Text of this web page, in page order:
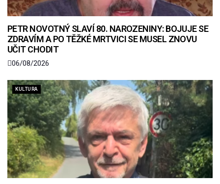
PETR NOVOTNÝ SLAVÍ 80. NAROZENINY: BOJUJE SE
ZDRAVÍM A PO TĚŽKÉ MRTVICI SE MUSEL ZNOVU
UČIT CHODIT
06/08/2026
KULTURA